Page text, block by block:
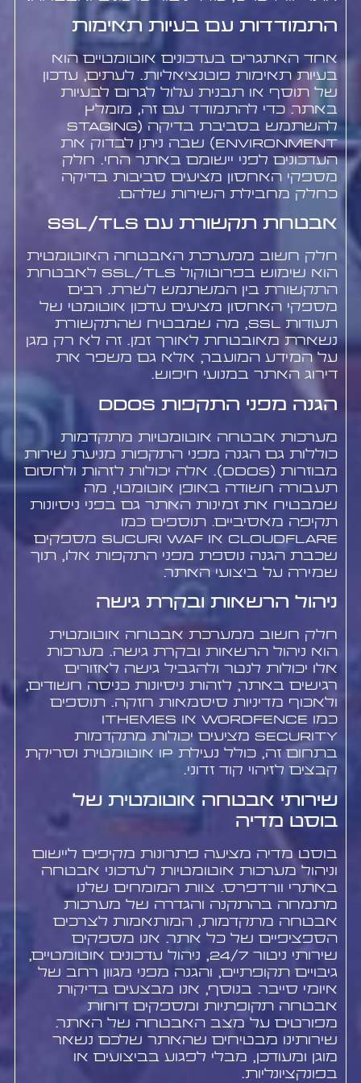
התמודדות עם בעיות תאימות
אחד האתגרים בעדכונים אוטומטיים הוא
בעיות תאימות פוטנציאליות. לעתים, עדכון
של תוסף או תבנית עלול לגרום לבעיות
באתר. כדי להתמודד עם זה, מומלץ
להשתמש בסביבת בדיקה (Staging
Environment) שבה ניתן לבדוק את
העדכונים לפני יישומם באתר החי. חלק
מספקי האחסון מציעים סביבות בדיקה
כחלק מחבילת השירות שלהם.
אבטחת תקשורת עם SSL/TLS
חלק חשוב ממערכת האבטחה האוטומטית
הוא שימוש בפרוטוקול SSL/TLS לאבטחת
התקשורת בין המשתמש לשרת. רבים
מספקי האחסון מציעים עדכון אוטומטי של
תעודות SSL, מה שמבטיח שהתקשורת
נשארת מאובטחת לאורך זמן. זה לא רק מגן
על המידע המועבר, אלא גם משפר את
דירוג האתר במנועי חיפוש.
הגנה מפני התקפות DDoS
מערכות אבטחה אוטומטיות מתקדמות
כוללות גם הגנה מפני התקפות מניעת שירות
מבוזרות (DDoS). אלה יכולות לזהות ולחסום
תעבורה חשודה באופן אוטומטי, מה
שמבטיח את זמינות האתר גם בפני ניסיונות
תקיפה מאסיביים. תוספים כמו
Cloudflare או Sucuri WAF מספקים
שכבת הגנה נוספת מפני התקפות אלו, תוך
שמירה על ביצועי האתר.
ניהול הרשאות ובקרת גישה
חלק חשוב ממערכת אבטחה אוטומטית
הוא ניהול הרשאות ובקרת גישה. מערכות
אלו יכולות לנטר ולהגביל גישה לאזורים
רגישים באתר, לזהות ניסיונות כניסה חשודים,
ולאכוף מדיניות סיסמאות חזקה. תוספים
כמו Wordfence או iThemes
Security מציעים יכולות מתקדמות
בתחום זה, כולל נעילת IP אוטומטית וסריקת
קבצים לזיהוי קוד זדוני.
שירותי אבטחה אוטומטית של
בוסט מדיה
בוסט מדיה מציעה פתרונות מקיפים ליישום
וניהול מערכות אוטומטיות לעדכוני אבטחה
באתרי וורדפרס. צוות המומחים שלנו
מתמחה בהתקנה והגדרה של מערכות
אבטחה מתקדמות, המותאמות לצרכים
הספציפיים של כל אתר. אנו מספקים
שירותי ניטור 24/7, ניהול עדכונים אוטומטיים,
גיבויים תקופתיים, והגנה מפני מגוון רחב של
איומי סייבר. בנוסף, אנו מבצעים בדיקות
אבטחה תקופתיות ומספקים דוחות
מפורטים על מצב האבטחה של האתר.
שירותינו מבטיחים שהאתר שלכם נשאר
מוגן ומעודכן, מבלי לפגוע בביצועים או
בפונקציונליות.